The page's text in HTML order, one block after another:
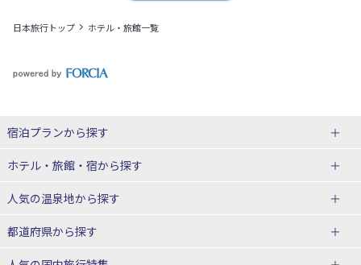
日本旅行トップ ホテル・旅館一覧
宿泊プランから探す
北海道
東北
青森県
宮城県
ホテル・旅館・宿から探す
北海道ホテル・旅館
人気の温泉地から探す
北海道
都道府県から探す